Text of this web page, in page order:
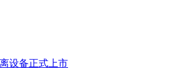
设备正式上市